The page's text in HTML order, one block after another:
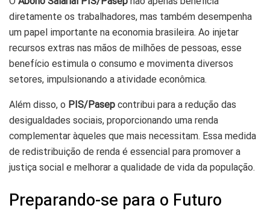
diretamente os trabalhadores, mas também desempenha
um papel importante na economia brasileira. Ao injetar
recursos extras nas mãos de milhões de pessoas, esse
benefício estimula o consumo e movimenta diversos
setores, impulsionando a atividade econômica.
Além disso, o PIS/Pasep contribui para a redução das
desigualdades sociais, proporcionando uma renda
complementar àqueles que mais necessitam. Essa medida
de redistribuição de renda é essencial para promover a
justiça social e melhorar a qualidade de vida da população.
Preparando-se para o Futuro